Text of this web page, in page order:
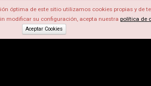
óptima de este sitio utilizamos cookies propias y de
modificar su configuración, acepta nuestra política de
Aceptar Cookies